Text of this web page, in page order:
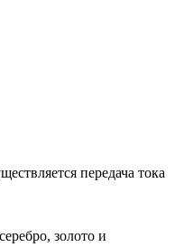
передача тока
золото и